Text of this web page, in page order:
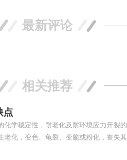
最新评论
相关推荐
点
学稳定性，耐老化及耐环境应力开裂
化，变色、龟裂、变脆或粉化，丧失其